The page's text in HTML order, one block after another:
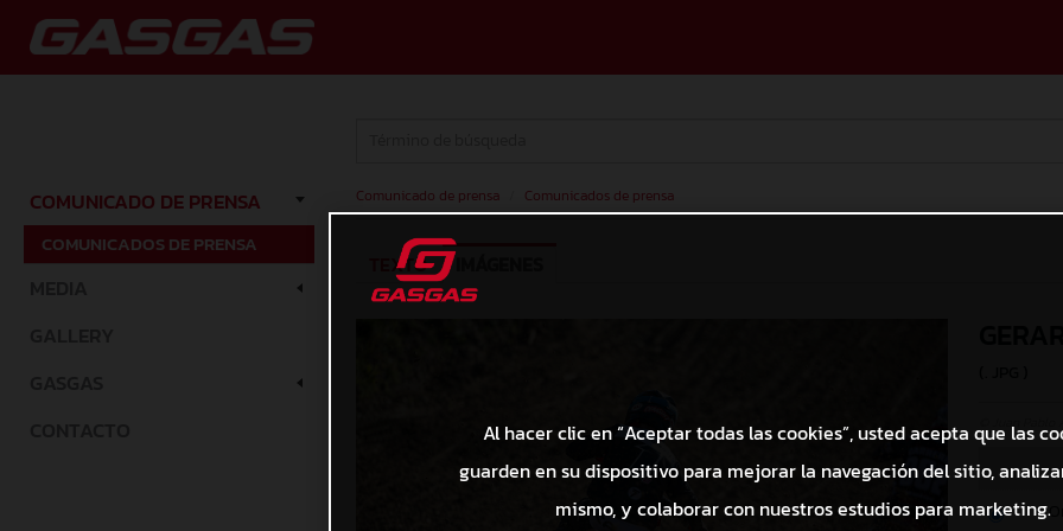
COMUNICADO DE PRENSA
COMUNICADOS DE PRENSA
Comunicado de prensa Comunicados de prensa
TEXTO
Al hacer clic en “Aceptar todas las cookies”, usted acepta que las
guarden en su dispositivo para mejorar la navegación del sitio,
mismo, y colaborar con nuestros estudios para marketing.